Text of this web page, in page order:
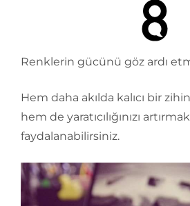
Renklerin gücünü göz ardı
Hem daha akılda kalıcı bir
hem de yaratıcılığınızı
faydalanabilirsiniz.